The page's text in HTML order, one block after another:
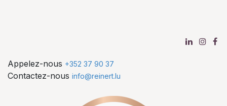
Appelez-nous +352 37 90 37
Contactez-nous info@reinert.lu